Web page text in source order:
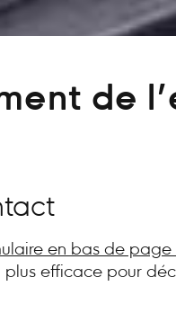
de
en bas de page
plus efficace pour